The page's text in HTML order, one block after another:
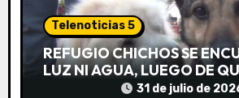
r
a
Telenoticias 5
REFUGIO CHICHOS SE
LUZ NI AGUA, LUEGO DE
CORTARA EL SUMINISTRO
31 de julio de